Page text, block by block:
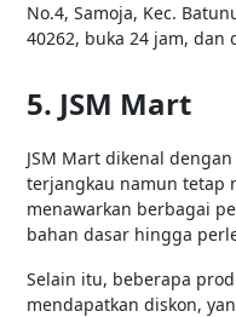
No.4, Samoja, Kec.
40262, buka 24 jam, dan
5. JSM Mart
JSM Mart dikenal
terjangkau namun tetap
menawarkan berbagai
bahan dasar hingga
Selain itu, beberapa
mendapatkan diskon,